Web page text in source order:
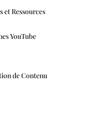
et Ressources
YouTube
de Contenu